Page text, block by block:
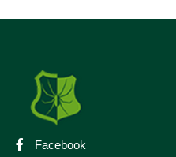
Facebook